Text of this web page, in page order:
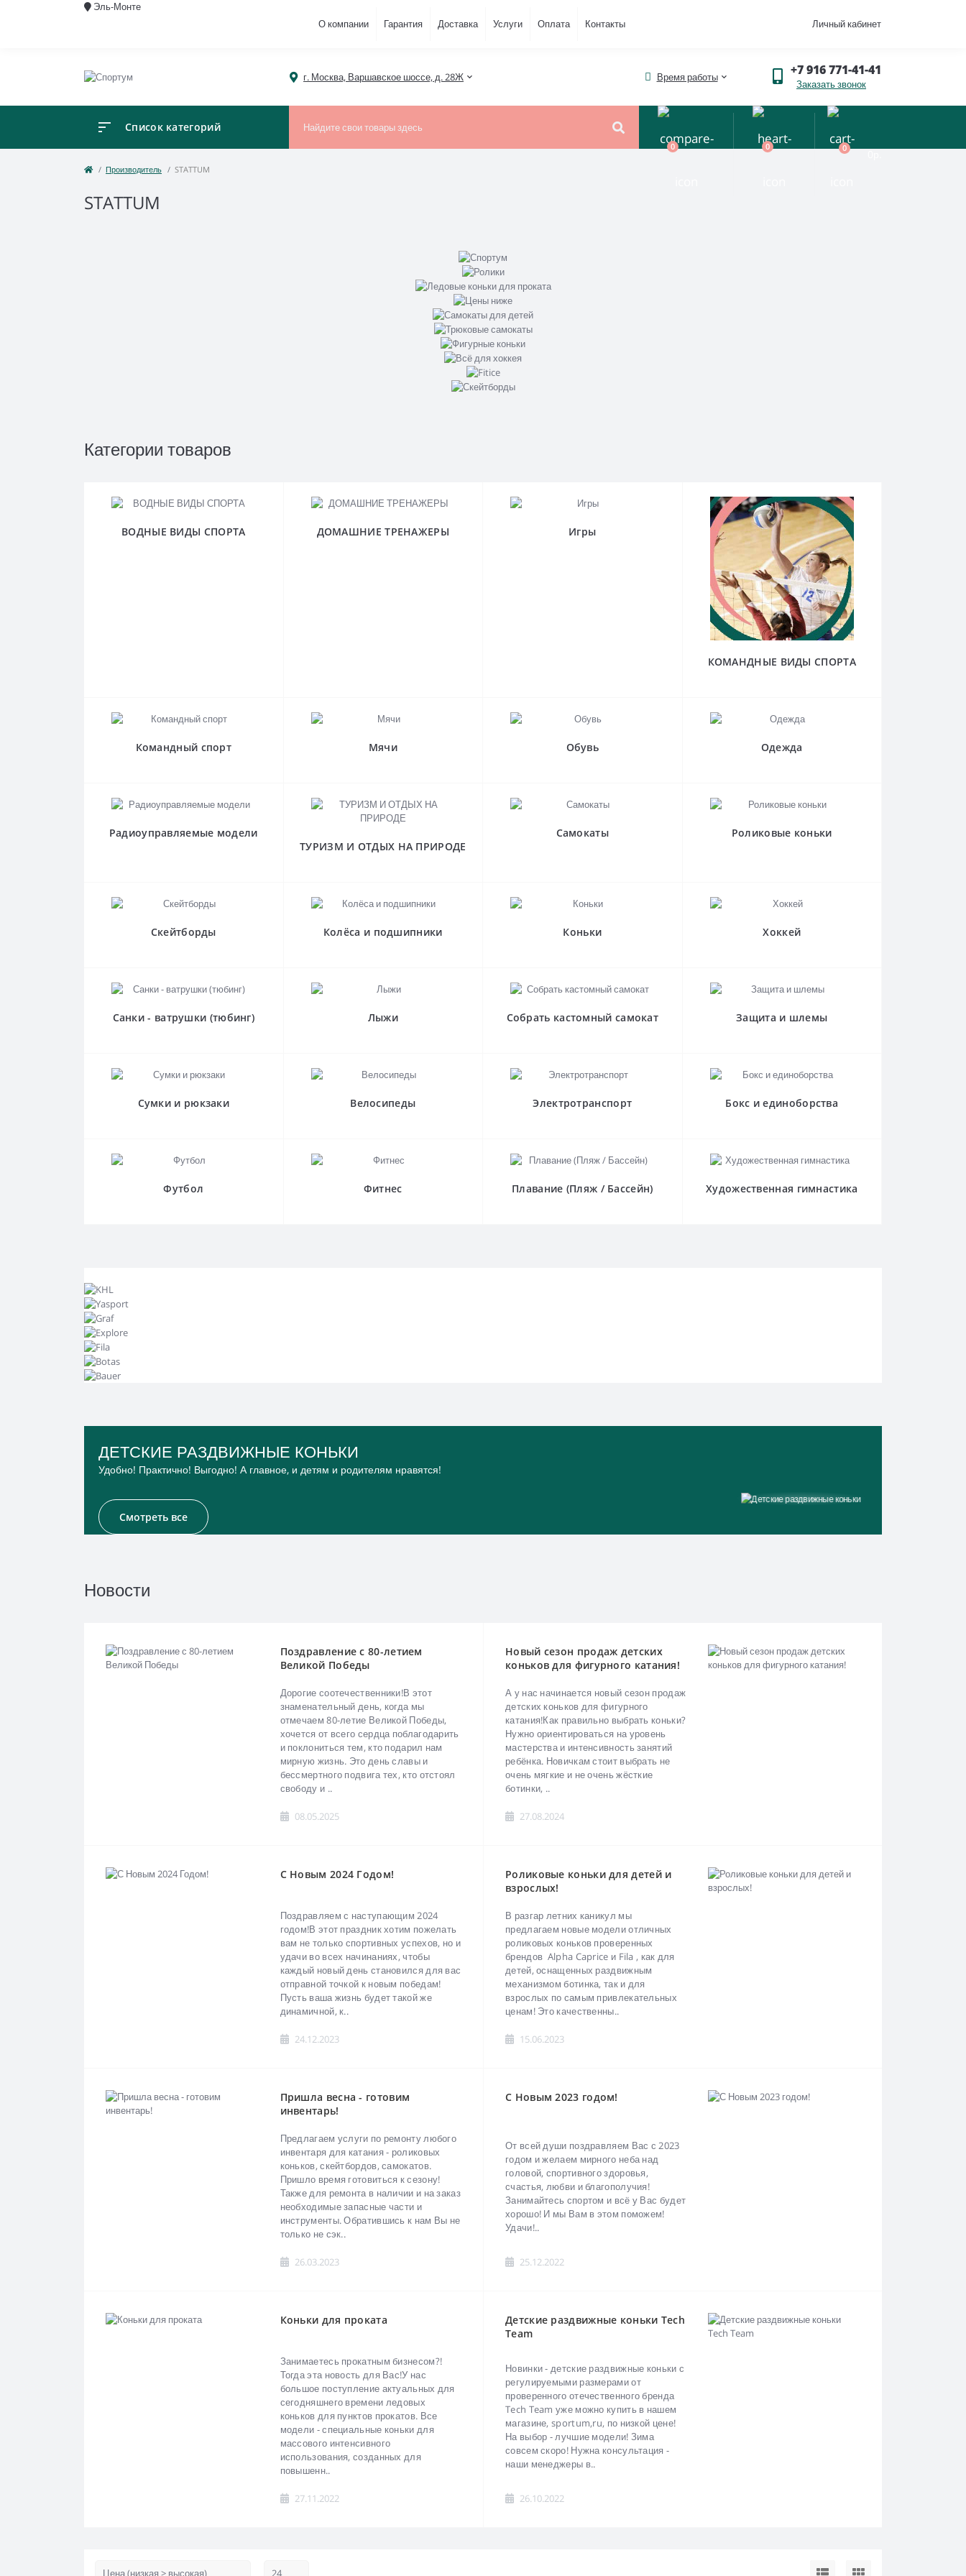
Эль-Монте
О компании
Гарантия Доставка Услуги Оплата Контакты Личный кабинет
г. Москва, Варшавское шоссе, д. 28Ж Время работы +7 916 771-41-41
Заказать звонок
Список категорий
0 0 0
Производитель STATTUM
STATTUM
Категории товаров
ВОДНЫЕ ВИДЫ СПОРТА ДОМАШНИЕ ТРЕНАЖЕРЫ Игры
КОМАНДНЫЕ ВИДЫ СПОРТА
Командный спорт Мячи Обувь Одежда
Радиоуправляемые модели
ТУРИЗМ И ОТДЫХ НА ПРИРОДЕ
Самокаты Роликовые коньки
Скейтборды Колёса и подшипники Коньки Хоккей
Санки - ватрушки (тюбинг) Лыжи Собрать кастомный самокат Защита и шлемы
Сумки и рюкзаки Велосипеды Электротранспорт Бокс и единоборства
Футбол Фитнес Плавание (Пляж / Бассейн) Художественная гимнастика
ДЕТСКИЕ РАЗДВИЖНЫЕ КОНЬКИ
Удобно! Практично! Выгодно! А главное, и детям и родителям нравятся!
Смотреть все
Новости
Поздравление с 80-летием
Великой Победы
Дорогие соотечественники!В этот
знаменательный день, когда мы
отмечаем 80-летие Великой Победы,
хочется от всего сердца поблагодарить
и поклониться тем, кто подарил нам
мирную жизнь. Это день славы и
бессмертного подвига тех, кто отстоял
свободу и ..
08.05.2025
Новый сезон продаж детских
коньков для фигурного катания!
А у нас начинается новый сезон продаж
детских коньков для фигурного
катания!Как правильно выбрать коньки?
Нужно ориентироваться на уровень
мастерства и интенсивность занятий
ребёнка. Новичкам стоит выбрать не
очень мягкие и не очень жёсткие
ботинки, ..
27.08.2024
С Новым 2024 Годом!
Поздравляем с наступающим 2024
годом!В этот праздник хотим пожелать
вам не только спортивных успехов, но и
удачи во всех начинаниях, чтобы
каждый новый день становился для вас
отправной точкой к новым победам!
Пусть ваша жизнь будет такой же
динамичной, к..
24.12.2023
Роликовые коньки для детей и
взрослых!
В разгар летних каникул мы
предлагаем новые модели отличных
роликовых коньков проверенных
брендов Alpha Caprice и Fila , как для
детей, оснащенных раздвижным
механизмом ботинка, так и для
взрослых по самым привлекательных
ценам! Это качественны..
15.06.2023
Пришла весна - готовим
инвентарь!
Предлагаем услуги по ремонту любого
инвентаря для катания - роликовых
коньков, скейтбордов, самокатов.
Пришло время готовиться к сезону!
Также для ремонта в наличии и на заказ
необходимые запасные части и
инструменты. Обратившись к нам Вы не
только не сэк..
26.03.2023
С Новым 2023 годом!
От всей души поздравляем Вас с 2023
годом и желаем мирного неба над
головой, спортивного здоровья,
счастья, любви и благополучия!
Занимайтесь спортом и всё у Вас будет
хорошо! И мы Вам в этом поможем!
Удачи!..
25.12.2022
Коньки для проката
Занимаетесь прокатным бизнесом?!
Тогда эта новость для Вас!У нас
большое поступление актуальных для
сегодняшнего времени ледовых
коньков для пунктов прокатов. Все
модели - специальные коньки для
массового интенсивного
использования, созданных для
повышенн..
27.11.2022
Детские раздвижные коньки Tech
Team
Новинки - детские раздвижные коньки с
регулируемыми размерами от
проверенного отечественного бренда
Tech Team уже можно купить в нашем
магазине, sportum,ru, по низкой цене!
На выбор - лучшие модели! Зима
совсем скоро! Нужна консультация -
наши менеджеры в..
26.10.2022